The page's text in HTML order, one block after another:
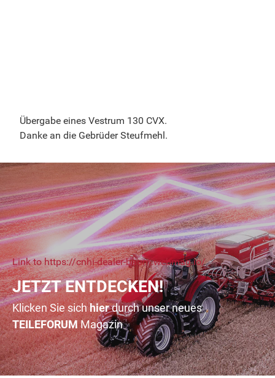
Übergabe eines Vestrum 130 CVX.
Danke an die Gebrüder Steufmehl.
Link to https://cnhi-dealer-baum.webmag.io/
JETZT ENTDECKEN!
Klicken Sie sichhierdurch unser neues
TEILEFORUMMagazin